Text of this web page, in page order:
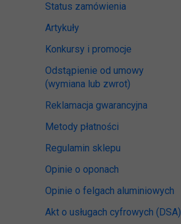
Status zamówienia
Artykuły
Konkursy i promocje
Odstąpienie od umowy
(wymiana lub zwrot)
Reklamacja gwarancyjna
Metody płatności
Regulamin sklepu
Opinie o oponach
Opinie o felgach aluminiowych
Akt o usługach cyfrowych (DSA)